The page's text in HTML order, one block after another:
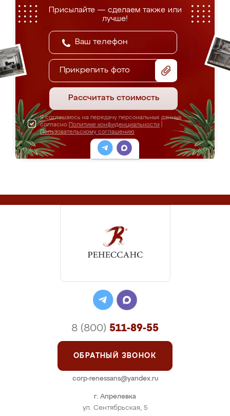
Присылайте — сделаем также или
лучше!
Прикрепить фото
Рассчитать стоимость
Я соглашаюсь на передачу персональных данных
согласно Политике конфиденциальности
Пользовательскому соглашению
г. Апрелевка
ул. Сентябрьская, 5
8 (800) 511-89-55
ОБРАТНЫЙ ЗВОНОК
corp-renessans@yandex.ru